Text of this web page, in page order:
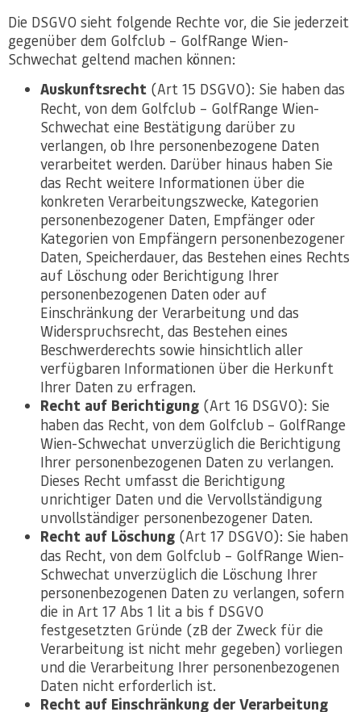
Die DSGVO sieht folgende Rechte vor, die Sie jederzeit
gegenüber dem Golfclub – GolfRange Wien-
Schwechat geltend machen können:
Auskunftsrecht (Art 15 DSGVO): Sie haben das
Recht, von dem Golfclub – GolfRange Wien-
Schwechat eine Bestätigung darüber zu
verlangen, ob Ihre personenbezogene Daten
verarbeitet werden. Darüber hinaus haben Sie
das Recht weitere Informationen über die
konkreten Verarbeitungszwecke, Kategorien
personenbezogener Daten, Empfänger oder
Kategorien von Empfängern personenbezogener
Daten, Speicherdauer, das Bestehen eines Rechts
auf Löschung oder Berichtigung Ihrer
personenbezogenen Daten oder auf
Einschränkung der Verarbeitung und das
Widerspruchsrecht, das Bestehen eines
Beschwerderechts sowie hinsichtlich aller
verfügbaren Informationen über die Herkunft
Ihrer Daten zu erfragen.
Recht auf Berichtigung (Art 16 DSGVO): Sie
haben das Recht, von dem Golfclub – GolfRange
Wien-Schwechat unverzüglich die Berichtigung
Ihrer personenbezogenen Daten zu verlangen.
Dieses Recht umfasst die Berichtigung
unrichtiger Daten und die Vervollständigung
unvollständiger personenbezogener Daten.
Recht auf Löschung (Art 17 DSGVO): Sie haben
das Recht, von dem Golfclub – GolfRange Wien-
Schwechat unverzüglich die Löschung Ihrer
personenbezogenen Daten zu verlangen, sofern
die in Art 17 Abs 1 lit a bis f DSGVO
festgesetzten Gründe (zB der Zweck für die
Verarbeitung ist nicht mehr gegeben) vorliegen
und die Verarbeitung Ihrer personenbezogenen
Daten nicht erforderlich ist.
Recht auf Einschränkung der Verarbeitung